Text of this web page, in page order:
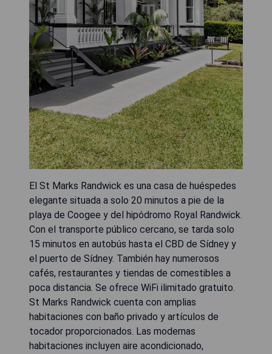
El St Marks Randwick es una casa de huéspedes
elegante situada a solo 20 minutos a pie de la
playa de Coogee y del hipódromo Royal Randwick.
Con el transporte público cercano, se tarda solo
15 minutos en autobús hasta el CBD de Sídney y
el puerto de Sídney. También hay numerosos
cafés, restaurantes y tiendas de comestibles a
poca distancia. Se ofrece WiFi ilimitado gratuito.
St Marks Randwick cuenta con amplias
habitaciones con baño privado y artículos de
tocador proporcionados. Las modernas
habitaciones incluyen aire acondicionado,